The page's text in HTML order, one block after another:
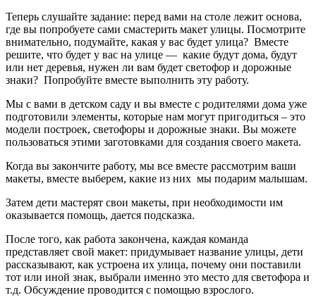
Теперь слушайте задание: перед вами на столе лежит основа,
где вы попробуете сами смастерить макет улицы. Посмотрите
внимательно, подумайте, какая у вас будет улица? Вместе
решите, что будет у вас на улице — какие будут дома, будут
или нет деревья, нужен ли вам будет светофор и дорожные
знаки? Попробуйте вместе выполнить эту работу.
Мы с вами в детском саду и вы вместе с родителями дома уже
подготовили элементы, которые нам могут пригодиться – это
модели построек, светофоры и дорожные знаки. Вы можете
пользоваться этими заготовками для создания своего макета.
Когда вы закончите работу, мы все вместе рассмотрим ваши
макеты, вместе выберем, какие из них мы подарим малышам.
Затем дети мастерят свои макеты, при необходимости им
оказывается помощь, дается подсказка.
После того, как работа закончена, каждая команда
представляет свой макет: придумывает название улицы, дети
рассказывают, как устроена их улица, почему они поставили
тот или иной знак, выбрали именно это место для светофора и
т.д. Обсуждение проводится с помощью взрослого.